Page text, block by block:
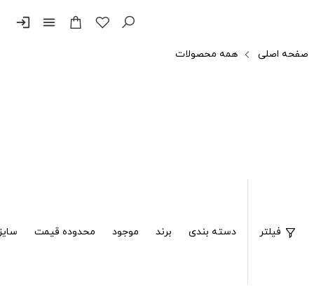
menu
login
صفحه اصلی همه محصولات
فیلتر دسته بندی برند موجود محدوده قیمت